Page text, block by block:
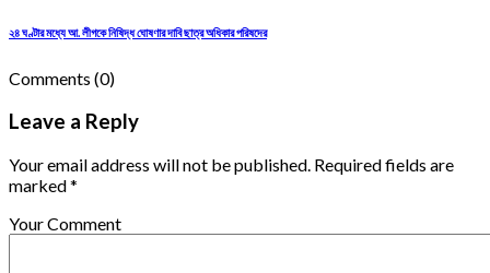
২৪ ঘণ্টার মধ্যে আ. লীগকে নিষিদ্ধ ঘোষণার দাবি ছাত্র অধিকার পরিষদের
Comments (0)
Leave a Reply
Your email address will not be published. Required fields are
marked *
Your Comment